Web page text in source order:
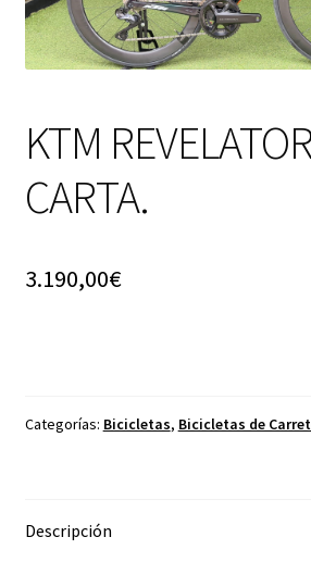
KTM
CARTA.
3.190,00€
Categorías: Bicicletas, Bicicletas de
Descripción